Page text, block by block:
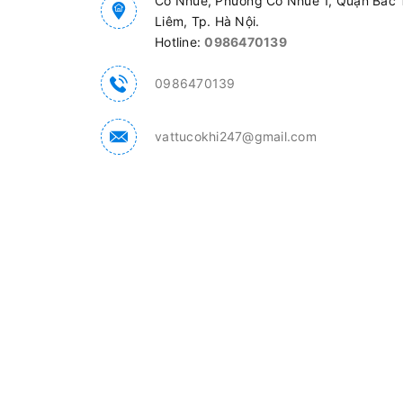
Liêm, Tp. Hà Nội.
Hotline:0986470139
0986470139
vattucokhi247@gmail.com